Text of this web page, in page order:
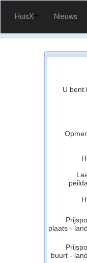
HuisX Nieuws
U bent
plaats -
buurt -